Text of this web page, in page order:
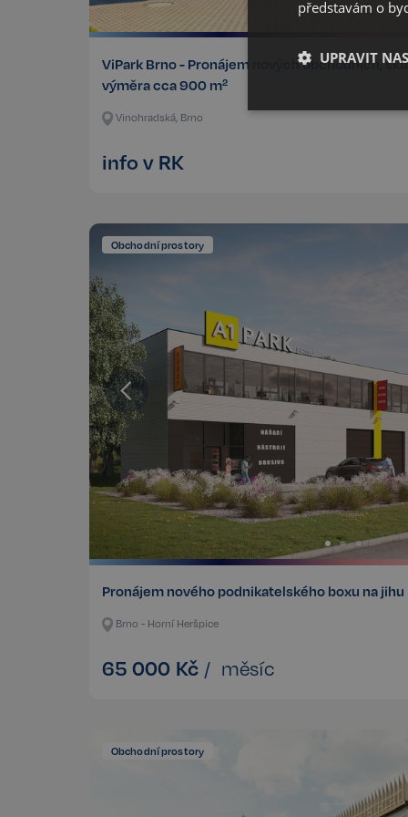
ViPark Brno - Pronájem nových obchodních,
výměra cca 900 m²
Vinohradská, Brno
info v RK
Obchodní prostory
Pronájem nového podnikatelského boxu na jihu
Brno - Horní Heršpice
65 000 Kč / měsíc
Obchodní prostory
představám o
UPRAVIT
Nezbytné
Kategorie
nelze webové
Název
_GRECAPTCHA
sp_t
sp_landing